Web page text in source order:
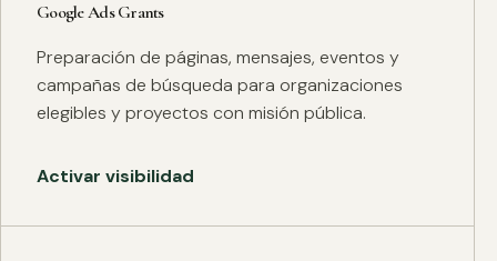
Google Ads Grants
Preparación de páginas, mensajes, eventos y
campañas de búsqueda para organizaciones
elegibles y proyectos con misión pública.
Activar visibilidad